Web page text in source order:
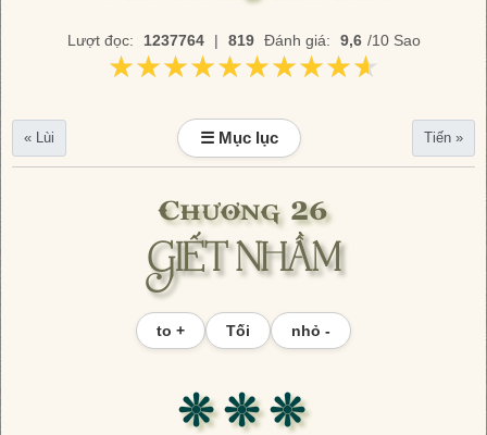
Lượt đọc: 1237764 | 819 Đánh giá: 9,6 /10 Sao
★★★★★★★★★★
★★★★★★★★★★
« Lùi ☰ Mục lục Tiến »
Chương 26
GIẾT NHẦM
to + Tối nhỏ -
❊ ❊ ❊